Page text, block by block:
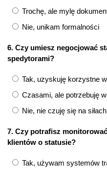
Trochę, ale mylę
Nie, unikam formalności
6. Czy umiesz negocjować
spedytorami?
Tak, uzyskuję korzystne
Czasami, ale potrzebuję
Nie, nie czuję się na siłach
7. Czy potrafisz
klientów o statusie?
Tak, używam systemów